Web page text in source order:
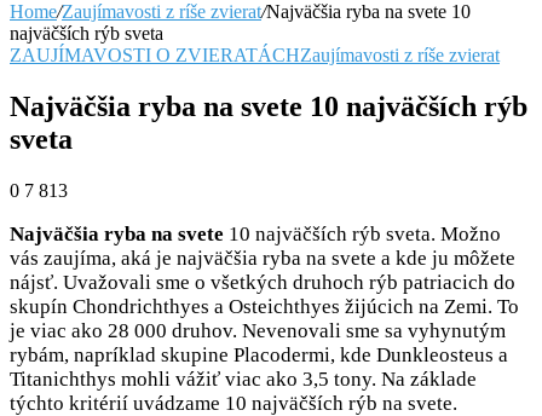
Home/Zaujímavosti z ríše zvierat/Najväčšia ryba na svete 10
najväčších rýb sveta
ZAUJÍMAVOSTI O ZVIERATÁCHZaujímavosti z ríše zvierat
Najväčšia ryba na svete 10 najväčších rýb
sveta
0 7 813
Najväčšia ryba na svete 10 najväčších rýb sveta. Možno
vás zaujíma, aká je najväčšia ryba na svete a kde ju môžete
nájsť. Uvažovali sme o všetkých druhoch rýb patriacich do
skupín Chondrichthyes a Osteichthyes žijúcich na Zemi. To
je viac ako 28 000 druhov. Nevenovali sme sa vyhynutým
rybám, napríklad skupine Placodermi, kde Dunkleosteus a
Titanichthys mohli vážiť viac ako 3,5 tony. Na základe
týchto kritérií uvádzame 10 najväčších rýb na svete.